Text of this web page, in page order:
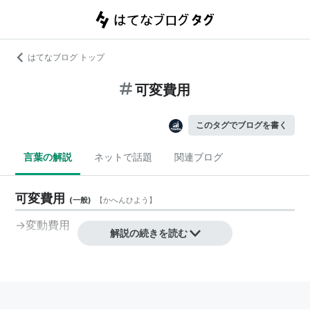
はてなブログ トップ
可変費用
このタグでブログを書く
言葉の解説 ネットで話題 関連ブログ
可変費用 (一般) 【かへんひよう 】
→変動費用
解説の続きを読む